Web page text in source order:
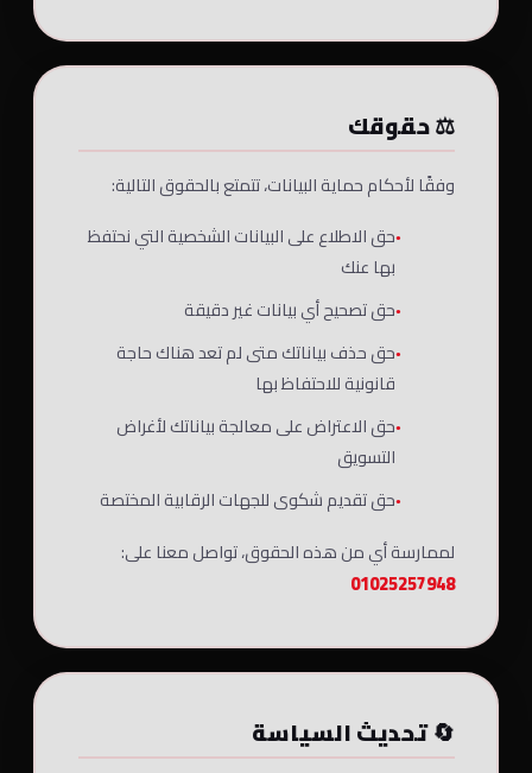
⚖️ حقوقك
وفقًا لأحكام حماية البيانات، تتمتع بالحقوق التالية:
حق الاطلاع على البيانات الشخصية التي نحتفظ
بها عنك
حق تصحيح أي بيانات غير دقيقة
حق حذف بياناتك متى لم تعد هناك حاجة
قانونية للاحتفاظ بها
حق الاعتراض على معالجة بياناتك لأغراض
التسويق
حق تقديم شكوى للجهات الرقابية المختصة
لممارسة أي من هذه الحقوق، تواصل معنا على:
01025257948
🔄 تحديث السياسة